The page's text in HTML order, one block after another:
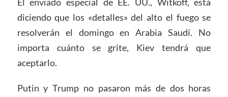
diciendo que los «detalles» del alto el fuego se
resolverán el domingo en Arabia Saudí. No
importa cuánto se grite, Kiev tendrá que
aceptarlo.
Putin y Trump no pasaron más de dos horas